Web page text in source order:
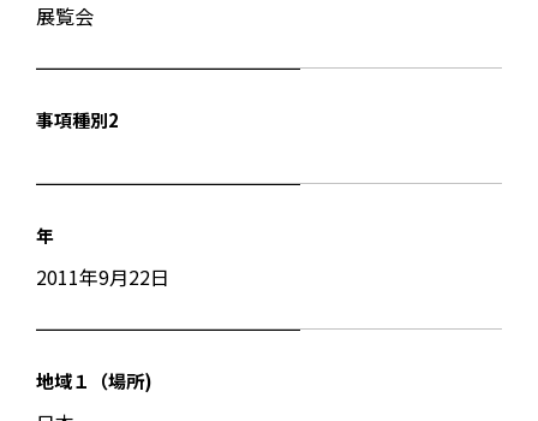
展覧会
事項種別2
年
2011年9月22日
地域１（場所)